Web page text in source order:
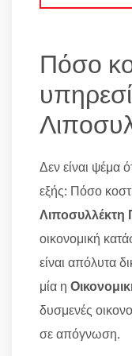
Πόσο
Δεν είναι ψέμα
εξής: Πόσο
Λιποσυλλέκτη
οικονομική
είναι απόλυτα
μία η
δυσμενές
σε απόγνωση.